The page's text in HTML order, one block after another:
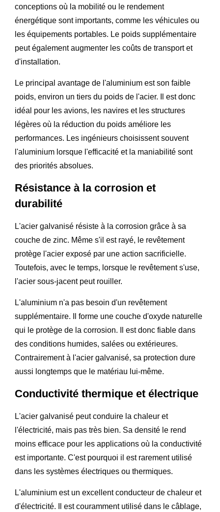
conceptions où la mobilité ou le rendement
énergétique sont importants, comme les véhicules ou
les équipements portables. Le poids supplémentaire
peut également augmenter les coûts de transport et
d'installation.
Le principal avantage de l'aluminium est son faible
poids, environ un tiers du poids de l'acier. Il est donc
idéal pour les avions, les navires et les structures
légères où la réduction du poids améliore les
performances. Les ingénieurs choisissent souvent
l'aluminium lorsque l'efficacité et la maniabilité sont
des priorités absolues.
Résistance à la corrosion et
durabilité
L'acier galvanisé résiste à la corrosion grâce à sa
couche de zinc. Même s'il est rayé, le revêtement
protège l'acier exposé par une action sacrificielle.
Toutefois, avec le temps, lorsque le revêtement s'use,
l'acier sous-jacent peut rouiller.
L'aluminium n'a pas besoin d'un revêtement
supplémentaire. Il forme une couche d'oxyde naturelle
qui le protège de la corrosion. Il est donc fiable dans
des conditions humides, salées ou extérieures.
Contrairement à l'acier galvanisé, sa protection dure
aussi longtemps que le matériau lui-même.
Conductivité thermique et électrique
L'acier galvanisé peut conduire la chaleur et
l'électricité, mais pas très bien. Sa densité le rend
moins efficace pour les applications où la conductivité
est importante. C'est pourquoi il est rarement utilisé
dans les systèmes électriques ou thermiques.
L'aluminium est un excellent conducteur de chaleur et
d'électricité. Il est couramment utilisé dans le câblage,